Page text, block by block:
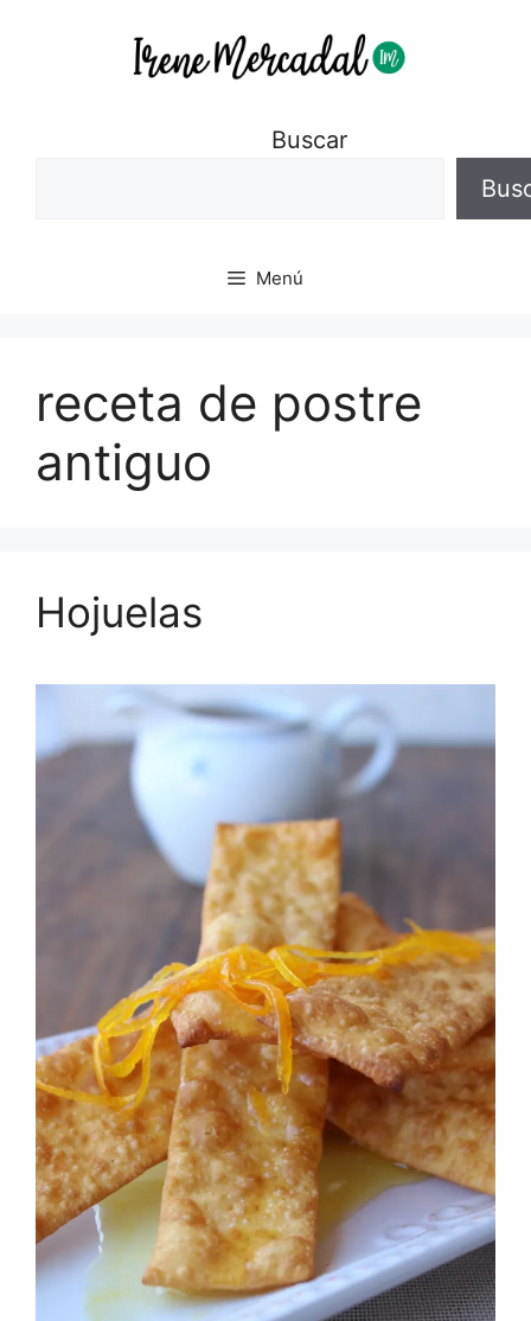
Buscar
Menú
receta de postre
antiguo
Hojuelas